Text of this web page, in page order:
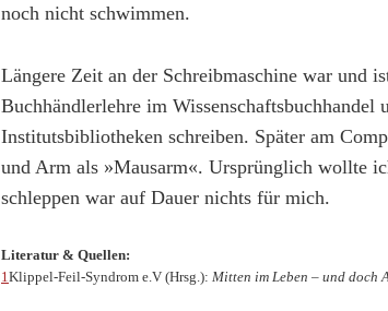
noch nicht schwimmen.
Längere Zeit an der Schreibmaschine war und
Buchhändlerlehre im Wissenschaftsbuchhandel
Institutsbibliotheken schreiben. Später am
und Arm als »Mausarm«. Ursprünglich wollte
schleppen war auf Dauer nichts für mich.
Literatur & Quellen:
1 Klippel-Feil-Syndrom e.V (Hrsg.): Mitten im Leben – und doch